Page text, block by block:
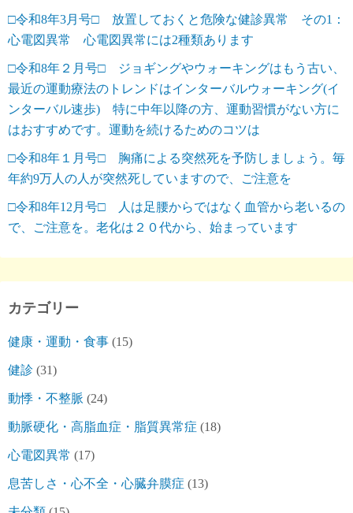
□令和8年3月号□ 放置しておくと危険な健診異常 その1：
心電図異常 心電図異常には2種類あります
□令和8年２月号□ ジョギングやウォーキングはもう古い、
最近の運動療法のトレンドはインターバルウォーキング(イ
ンターバル速歩) 特に中年以降の方、運動習慣がない方に
はおすすめです。運動を続けるためのコツは
□令和8年１月号□ 胸痛による突然死を予防しましょう。毎
年約9万人の人が突然死していますので、ご注意を
□令和8年12月号□ 人は足腰からではなく血管から老いるの
で、ご注意を。老化は２０代から、始まっています
カテゴリー
健康・運動・食事 (15)
健診 (31)
動悸・不整脈 (24)
動脈硬化・高脂血症・脂質異常症 (18)
心電図異常 (17)
息苦しさ・心不全・心臓弁膜症 (13)